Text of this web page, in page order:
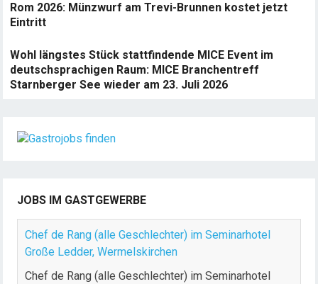
Rom 2026: Münzwurf am Trevi-Brunnen kostet jetzt
Eintritt
Wohl längstes Stück stattfindende MICE Event im
deutschsprachigen Raum: MICE Branchentreff
Starnberger See wieder am 23. Juli 2026
JOBS IM GASTGEWERBE
Chef de Rang (alle Geschlechter) im Seminarhotel
Große Ledder, Wermelskirchen
Chef de Rang (alle Geschlechter) im Seminarhotel